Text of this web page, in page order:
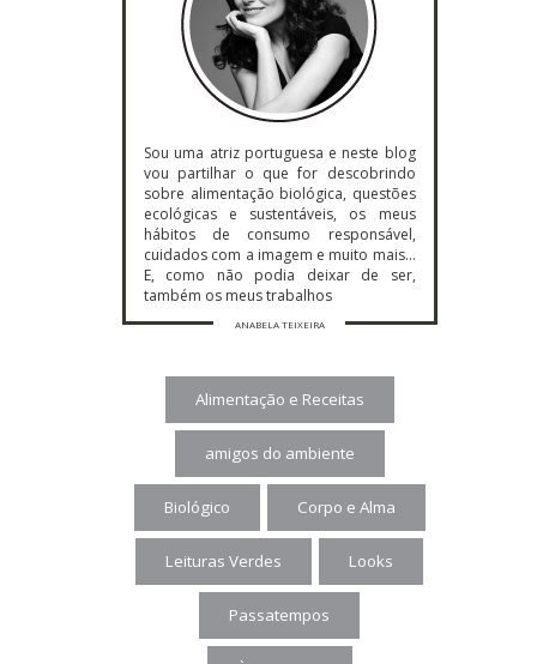
Sou uma atriz portuguesa e neste blog
vou partilhar o que for descobrindo
sobre alimentação biológica, questões
ecológicas e sustentáveis, os meus
hábitos de consumo responsável,
cuidados com a imagem e muito mais…
E, como não podia deixar de ser,
também os meus trabalhos
ANABELA TEIXEIRA
Alimentação e Receitas
amigos do ambiente
Biológico Corpo e Alma
Leituras Verdes Looks
Passatempos